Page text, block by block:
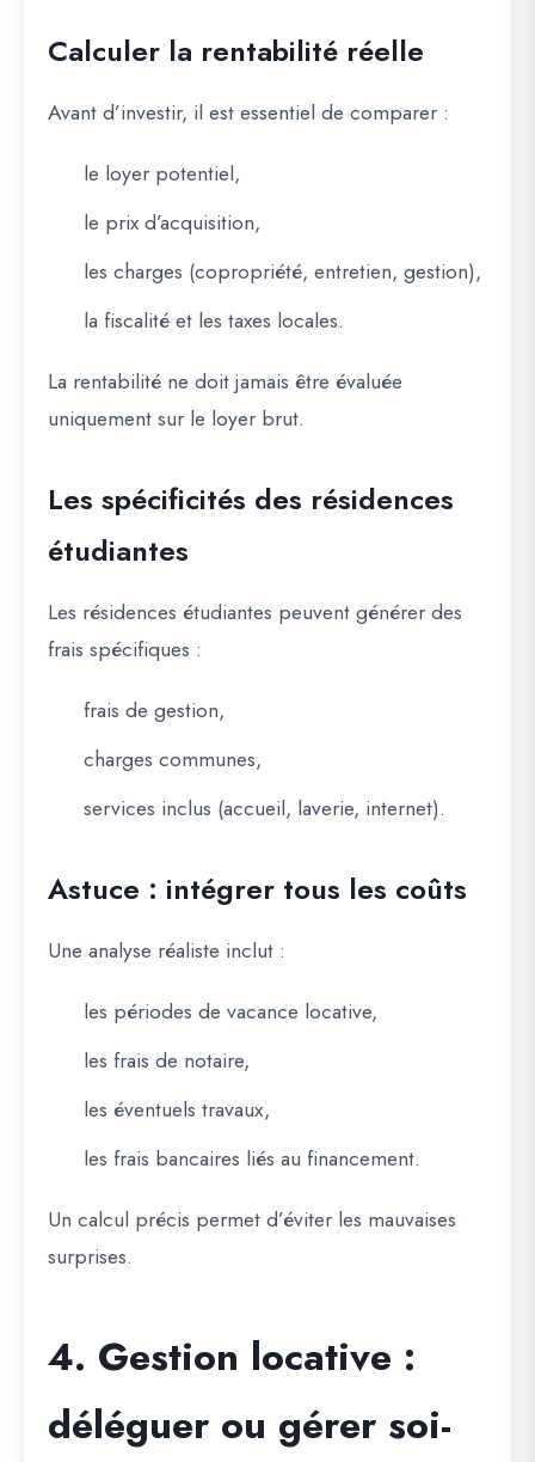
Calculer la rentabilité réelle
Avant d’investir, il est essentiel de comparer :
le loyer potentiel,
le prix d’acquisition,
les charges (copropriété, entretien, gestion),
la fiscalité et les taxes locales.
La rentabilité ne doit jamais être évaluée
uniquement sur le loyer brut.
Les spécificités des résidences
étudiantes
Les résidences étudiantes peuvent générer des
frais spécifiques :
frais de gestion,
charges communes,
services inclus (accueil, laverie, internet).
Astuce : intégrer tous les coûts
Une analyse réaliste inclut :
les périodes de vacance locative,
les frais de notaire,
les éventuels travaux,
les frais bancaires liés au financement.
Un calcul précis permet d’éviter les mauvaises
surprises.
4. Gestion locative :
déléguer ou gérer soi-